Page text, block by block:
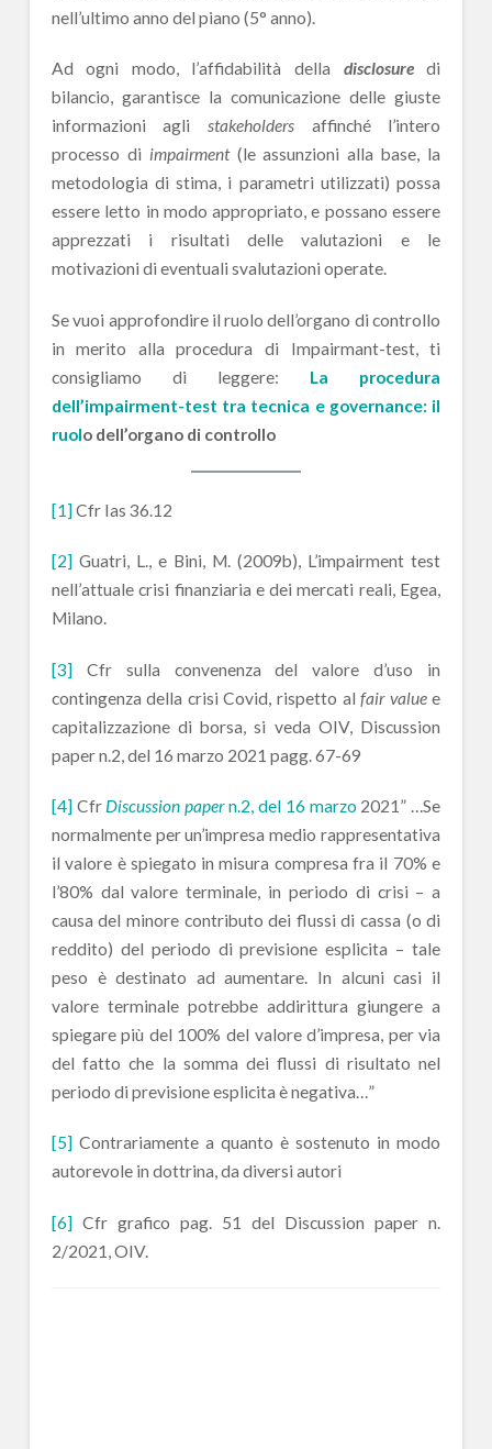
nell’ultimo anno del piano (5° anno).
Ad ogni modo, l’affidabilità della disclosuredi
bilancio, garantisce la comunicazione delle giuste
informazioni agli stakeholders affinché l’intero
processo di impairment(le assunzioni alla base, la
metodologia di stima, i parametri utilizzati) possa
essere letto in modo appropriato, e possano essere
apprezzati i risultati delle valutazioni e le
motivazioni di eventuali svalutazioni operate.
Se vuoi approfondire il ruolo dell’organo di controllo
in merito alla procedura di Impairmant-test, ti
consigliamo di leggere: La procedura
dell’impairment-test tra tecnica e governance: il
ruolo dell’organo di controllo
[1]Cfr Ias 36.12
[2]Guatri, L., e Bini, M. (2009b), L’impairment test
nell’attuale crisi finanziaria e dei mercati reali, Egea,
Milano.
[3]Cfr sulla convenenza del valore d’uso in
contingenza della crisi Covid, rispetto alfair valuee
capitalizzazione di borsa, si veda OIV, Discussion
paper n.2, del 16 marzo 2021 pagg. 67-69
[4]Cfr Discussion papern.2, del 16 marzo 2021” …Se
normalmente per un’impresa medio rappresentativa
il valore è spiegato in misura compresa fra il 70% e
l’80% dal valore terminale, in periodo di crisi – a
causa del minore contributo dei flussi di cassa (o di
reddito) del periodo di previsione esplicita – tale
peso è destinato ad aumentare. In alcuni casi il
valore terminale potrebbe addirittura giungere a
spiegare più del 100% del valore d’impresa, per via
del fatto che la somma dei flussi di risultato nel
periodo di previsione esplicita è negativa…”
[5] Contrariamente a quanto è sostenuto in modo
autorevole in dottrina, da diversi autori
[6]Cfr grafico pag. 51 del Discussion paper n.
2/2021, OIV.